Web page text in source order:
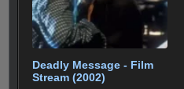
Deadly Message - Film
Stream (2002)